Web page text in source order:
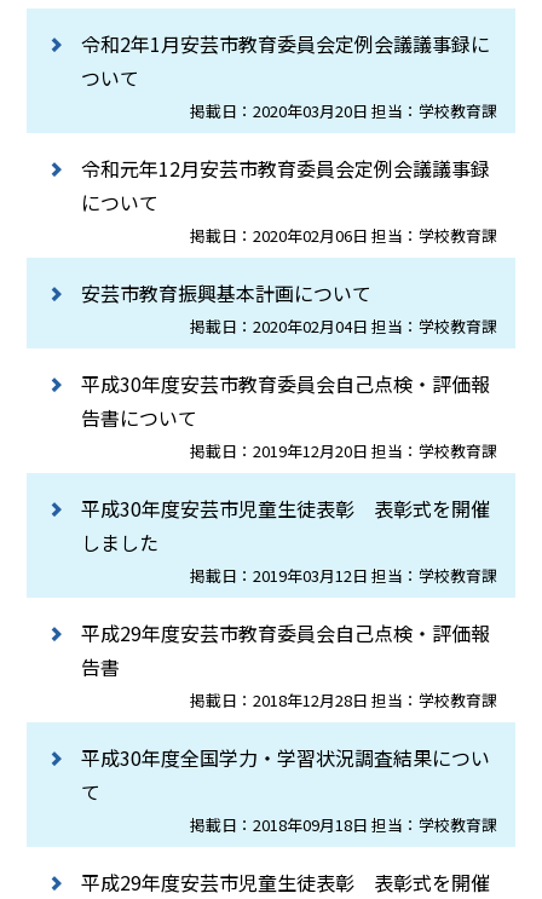
令和2年1月安芸市教育委員会定例会議議事録に
ついて
掲載日：2020年03月20日 担当：学校教育課
令和元年12月安芸市教育委員会定例会議議事録
について
掲載日：2020年02月06日 担当：学校教育課
安芸市教育振興基本計画について
掲載日：2020年02月04日 担当：学校教育課
平成30年度安芸市教育委員会自己点検・評価報
告書について
掲載日：2019年12月20日 担当：学校教育課
平成30年度安芸市児童生徒表彰 表彰式を開催
しました
掲載日：2019年03月12日 担当：学校教育課
平成29年度安芸市教育委員会自己点検・評価報
告書
掲載日：2018年12月28日 担当：学校教育課
平成30年度全国学力・学習状況調査結果につい
て
掲載日：2018年09月18日 担当：学校教育課
平成29年度安芸市児童生徒表彰 表彰式を開催